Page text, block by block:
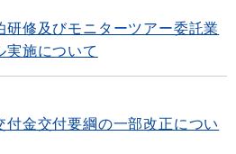
研修及びモニターツアー委託業
実施について
付金交付要綱の一部改正につい